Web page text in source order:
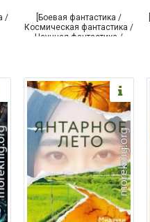
/
[Боевая фантастика /
Космическая фантастика /
Научная фантастика /